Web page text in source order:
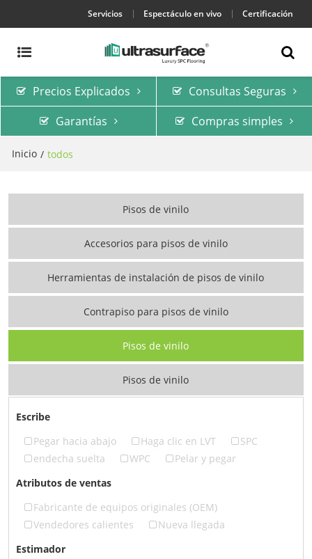
Servicios Espectáculo en vivo Certificación
Precios Explicados
Consultas Seguras
Garantías
Compras simples
Inicio / todos
Pisos de vinilo
Accesorios para pisos de vinilo
Herramientas de instalación de pisos de vinilo
Contrapiso para pisos de vinilo
Pisos de vinilo
Pisos de vinilo
Escribe
Pegar hacia abajo
Haga clic en LVT
SPC
endecha suelta
WPC
Pelar y pegar
Atributos de ventas
Fabricante de equipos originales (OEM)
Vendedores calientes
Nueva llegada
Estimador